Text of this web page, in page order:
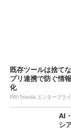
既存ツールは捨て
プリ連携で防ぐ情
化
PR(ITmedia エンタープラ
AI
シ